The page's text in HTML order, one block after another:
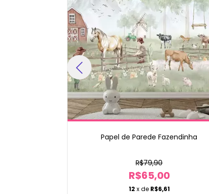
Papel de Parede Fazendinha
R$79,90
R$65,00
12 x de R$6,61